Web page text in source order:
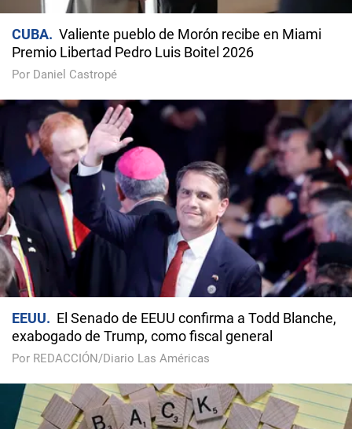
CUBA
Valiente pueblo de Morón recibe en Miami
Premio Libertad Pedro Luis Boitel 2026
Por Daniel Castropé
EEUU
El Senado de EEUU confirma a Todd Blanche,
exabogado de Trump, como fiscal general
Por REDACCIÓN/Diario Las Américas